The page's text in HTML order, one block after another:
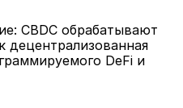
CBDC обрабатывают
децентрализованная
DeFi и